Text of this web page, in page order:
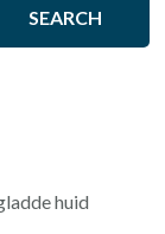
SEARCH
huid